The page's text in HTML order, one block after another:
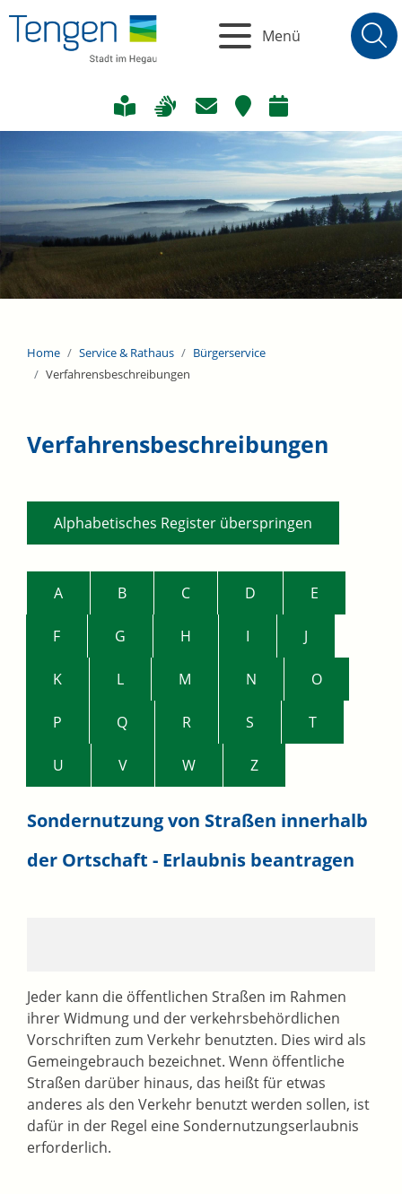
Menü
Home Service & Rathaus
Bürgerservice
Verfahrensbeschreibungen
Verfahrensbeschreibungen
Alphabetisches Register überspringen
A B C D E
F G H I J
K L M N O
P Q R S T
U V W Z
Sondernutzung von Straßen innerhalb
der Ortschaft - Erlaubnis beantragen
Jeder kann die öffentlichen Straßen im Rahmen
ihrer Widmung und der verkehrsbehördlichen
Vorschriften zum Verkehr benutzten. Dies wird als
Gemeingebrauch bezeichnet. Wenn öffentliche
Straßen darüber hinaus, das heißt für etwas
anderes als den Verkehr benutzt werden sollen, ist
dafür in der Regel eine Sondernutzungserlaubnis
erforderlich.